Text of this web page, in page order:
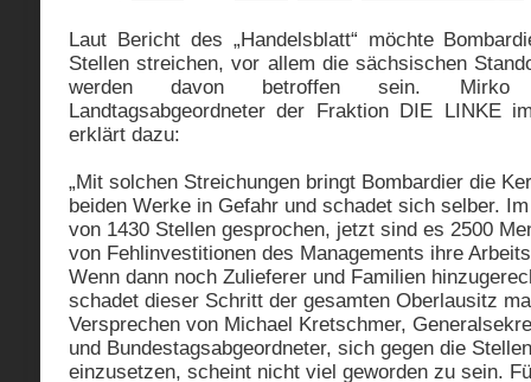
Laut Bericht des „Handelsblatt“ möchte
Stellen streichen, vor allem die sächsischen
werden davon betroffen sein. Mirko
Landtagsabgeordneter der Fraktion DIE LINKE
erklärt dazu:
„Mit solchen Streichungen bringt Bombardier die
beiden Werke in Gefahr und schadet sich selber.
von 1430 Stellen gesprochen, jetzt sind es 2500
von Fehlinvestitionen des Managements ihre
Wenn dann noch Zulieferer und Familien
schadet dieser Schritt der gesamten Oberlausitz
Versprechen von Michael Kretschmer,
und Bundestagsabgeordneter, sich gegen die
einzusetzen, scheint nicht viel geworden zu sein.